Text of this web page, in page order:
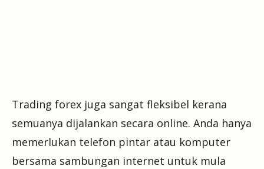
Trading forex juga sangat fleksibel kerana
semuanya dijalankan secara online. Anda hanya
memerlukan telefon pintar atau komputer
bersama sambungan internet untuk mula